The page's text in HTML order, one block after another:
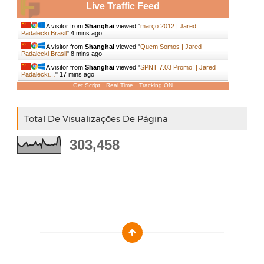
Live Traffic Feed
A visitor from Shanghaiviewed "março 2012 | Jared
Padalecki Brasil" 4 mins ago
A visitor from Shanghaiviewed "Quem Somos | Jared
Padalecki Brasil" 8 mins ago
A visitor from Shanghaiviewed "SPNT 7.03 Promo! | Jared
Padalecki… " 17 mins ago
Get Script Real Time Tracking ON
Total De Visualizações De Página
303,458
.